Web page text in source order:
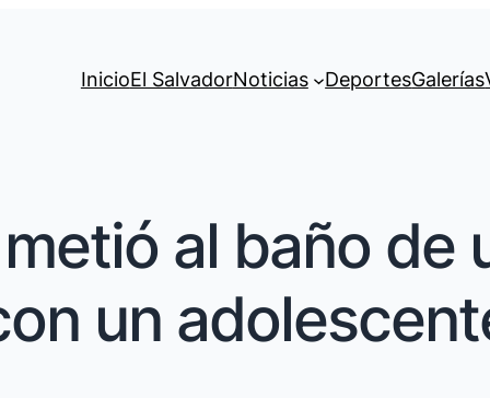
InicioEl SalvadorNoticias DeportesGalerías
al baño de
un